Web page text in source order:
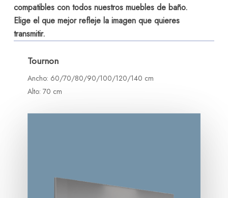
compatibles con todos nuestros muebles de baño.
Elige el que mejor refleje la imagen que quieres
transmitir.
Tournon
Ancho: 60/70/80/90/100/120/140 cm
Alto: 70 cm